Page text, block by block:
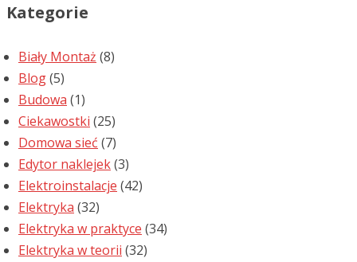
Kategorie
Biały Montaż (8)
Blog(5)
Budowa (1)
Ciekawostki (25)
Domowa sieć (7)
Edytor naklejek(3)
Elektroinstalacje (42)
Elektryka (32)
Elektryka w praktyce (34)
Elektryka w teorii (32)